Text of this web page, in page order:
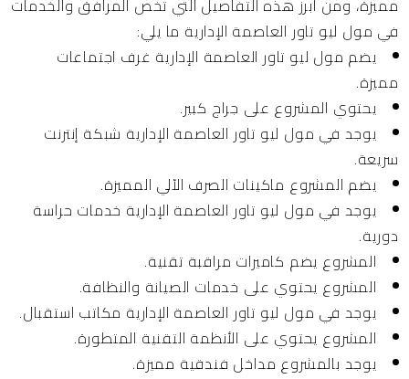
مميزة، ومن أبرز هذه التفاصيل التي تخص المرافق والخدمات
في مول ليو تاور العاصمة الإدارية ما يلي:
يضم مول ليو تاور العاصمة الإدارية غرف اجتماعات
مميزة.
يحتوي المشروع على جراج كبير.
يوجد في مول ليو تاور العاصمة الإدارية شبكة إنترنت
سريعة.
يضم المشروع ماكينات الصرف الآلي المميزة.
يوجد في مول ليو تاور العاصمة الإدارية خدمات حراسة
دورية.
المشروع يضم كاميرات مراقبة تقنية.
المشروع يحتوي على خدمات الصيانة والنظافة.
يوجد في مول ليو تاور العاصمة الإدارية مكاتب استقبال.
المشروع يحتوي على الأنظمة التقنية المتطورة.
يوجد بالمشروع مداخل فندقية مميزة.